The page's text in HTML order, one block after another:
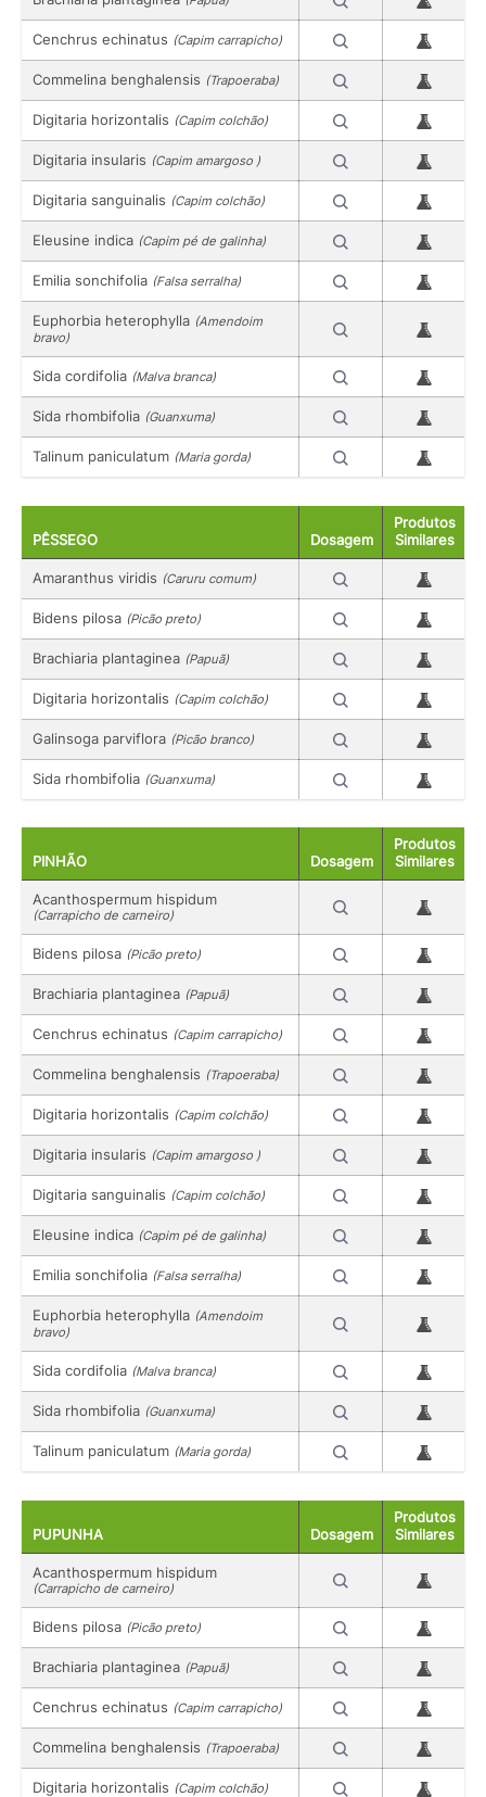
Cenchrus echinatus (Capim carrapicho)
Commelina benghalensis (Trapoeraba)
Digitaria horizontalis (Capim colchão)
Digitaria insularis (Capim amargoso )
Digitaria sanguinalis (Capim colchão)
Eleusine indica (Capim pé de galinha)
Emilia sonchifolia (Falsa serralha)
Euphorbia heterophylla (Amendoim
bravo)
Sida cordifolia (Malva branca)
Sida rhombifolia (Guanxuma)
Talinum paniculatum (Maria gorda)
PÊSSEGO Dosagem
Produtos
Similares
Amaranthus viridis (Caruru comum)
Bidens pilosa (Picão preto)
Brachiaria plantaginea (Papuã)
Digitaria horizontalis (Capim colchão)
Galinsoga parviflora (Picão branco)
Sida rhombifolia (Guanxuma)
PINHÃO Dosagem
Produtos
Similares
Acanthospermum hispidum
(Carrapicho de carneiro)
Bidens pilosa (Picão preto)
Brachiaria plantaginea (Papuã)
Cenchrus echinatus (Capim carrapicho)
Commelina benghalensis (Trapoeraba)
Digitaria horizontalis (Capim colchão)
Digitaria insularis (Capim amargoso )
Digitaria sanguinalis (Capim colchão)
Eleusine indica (Capim pé de galinha)
Emilia sonchifolia (Falsa serralha)
Euphorbia heterophylla (Amendoim
bravo)
Sida cordifolia (Malva branca)
Sida rhombifolia (Guanxuma)
Talinum paniculatum (Maria gorda)
PUPUNHA Dosagem
Produtos
Similares
Acanthospermum hispidum
(Carrapicho de carneiro)
Bidens pilosa (Picão preto)
Brachiaria plantaginea (Papuã)
Cenchrus echinatus (Capim carrapicho)
Commelina benghalensis (Trapoeraba)
Digitaria horizontalis (Capim colchão)